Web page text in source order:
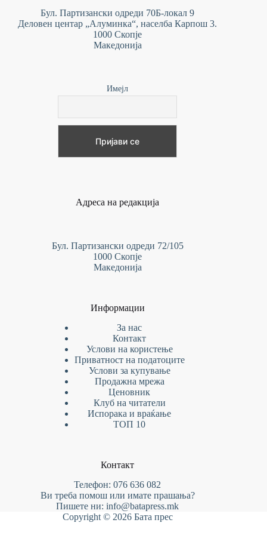
Бул. Партизански одреди 70Б-локал 9
Деловен центар „Алуминка“, населба Карпош 3.
1000 Скопје
Македонија
Имејл
Адреса на редакција
Бул. Партизански одреди 72/105
1000 Скопје
Македонија
Информации
За нас
Контакт
Услови на користење
Приватност на податоците
Услови за купување
Продажна мрежа
Ценовник
Клуб на читатели
Испорака и враќање
ТОП 10
Контакт
Телефон: 076 636 082
Ви треба помош или имате прашања?
Пишете ни: info@batapress.mk
Copyright © 2026 Бата прес